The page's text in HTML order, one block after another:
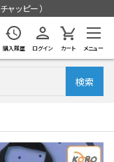
ッピー）
購入履歴 ログイン カート メニュー
検索
録